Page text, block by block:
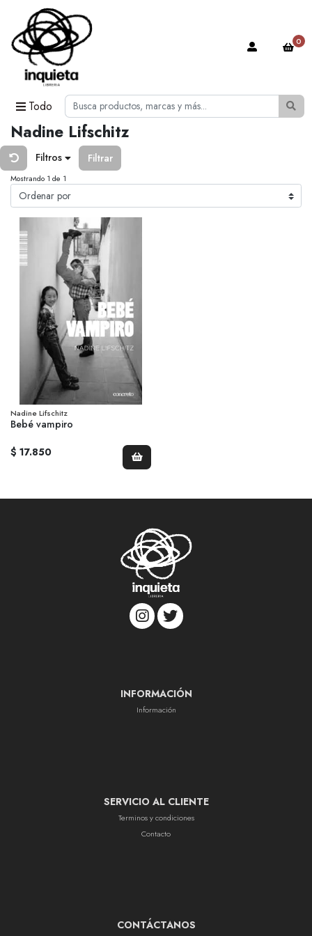
Todo
0
Nadine Lifschitz
Filtros Filtrar
Mostrando 1 de 1
Nadine Lifschitz
Bebé vampiro
$ 17.850
INFORMACIÓN
Información
SERVICIO AL CLIENTE
Terminos y condiciones
Contacto
CONTÁCTANOS